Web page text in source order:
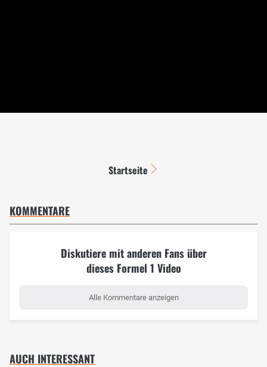
Startseite
KOMMENTARE
Diskutiere mit anderen Fans über
dieses Formel 1 Video
Alle Kommentare anzeigen
AUCH INTERESSANT